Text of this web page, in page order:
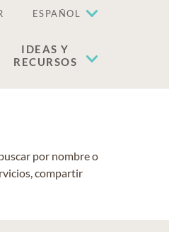
ESPAÑOL
IDEAS Y
RECURSOS
por nombre o
compartir